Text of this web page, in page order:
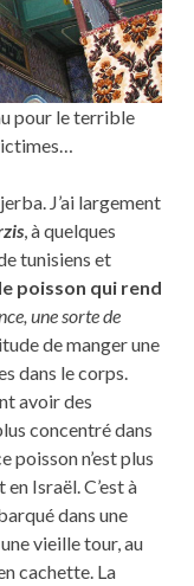
pour le terrible
J’ai largement
, à quelques
tunisiens et
le poisson qui rend
une sorte de
de manger une
dans le corps.
avoir des
concentré dans
poisson n’est plus
Israël. C’est à
dans une
vieille tour, au
cachette. La